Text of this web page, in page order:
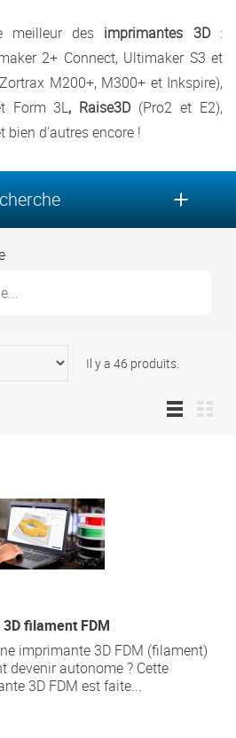
meilleur des imprimantes 3D:
2+ Connect, Ultimaker S3 et
M200+, M300+ et Inkspire),
Form 3L, Raise3D(Pro2 et E2),
bien d'autres encore !
Il y a 46 produits.
filament FDM
imprimante 3D FDM (filament)
devenir autonome ? Cette
3D FDM est faite...